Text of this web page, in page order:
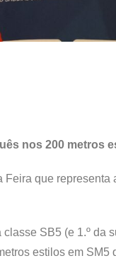
nos 200 metros
Feira que representa
SB5 (e 1.º da
estilos em SM5